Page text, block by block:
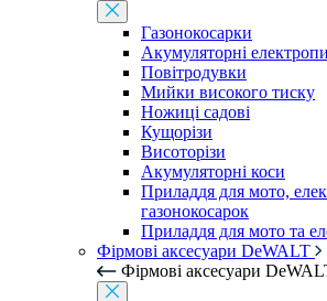
Газонокосарки
Акумуляторні
Повітродувки
Мийки високого тиску
Ножиці садові
Кущорізи
Висоторізи
Акумуляторні коси
Приладдя для мото,
газонокосарок
Приладдя для мото та
Фірмові аксесуари DeWALT
Фірмові аксесуари